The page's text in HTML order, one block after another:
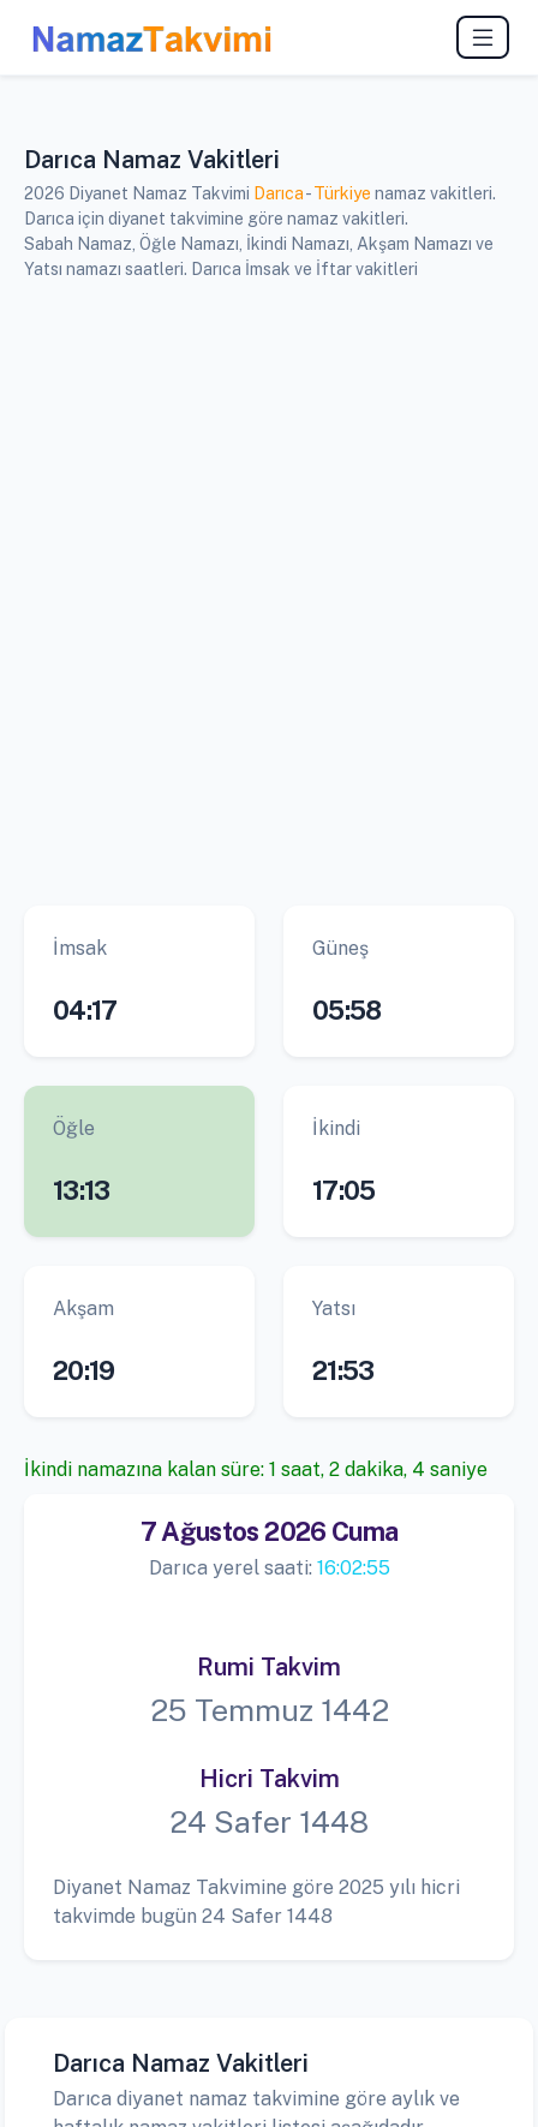
Darıca Namaz Vakitleri
2026 Diyanet Namaz Takvimi Darıca-Türkiye namaz vakitleri.
Darıca için diyanet takvimine göre namaz vakitleri.
Sabah Namaz, Öğle Namazı, İkindi Namazı, Akşam Namazı ve
Yatsı namazı saatleri. Darıca İmsak ve İftar vakitleri
İmsak
04:17
Güneş
05:58
Öğle
13:13
İkindi
17:05
Akşam
20:19
Yatsı
21:53
İkindi namazına kalan süre: 1 saat, 2 dakika, 4 saniye
7 Ağustos 2026 Cuma
Darıca yerel saati: 16:02:55
Rumi Takvim
25 Temmuz 1442
Hicri Takvim
24 Safer 1448
Diyanet Namaz Takvimine göre 2025 yılı hicri
takvimde bugün 24 Safer 1448
Darıca Namaz Vakitleri
Darıca diyanet namaz takvimine göre aylık ve